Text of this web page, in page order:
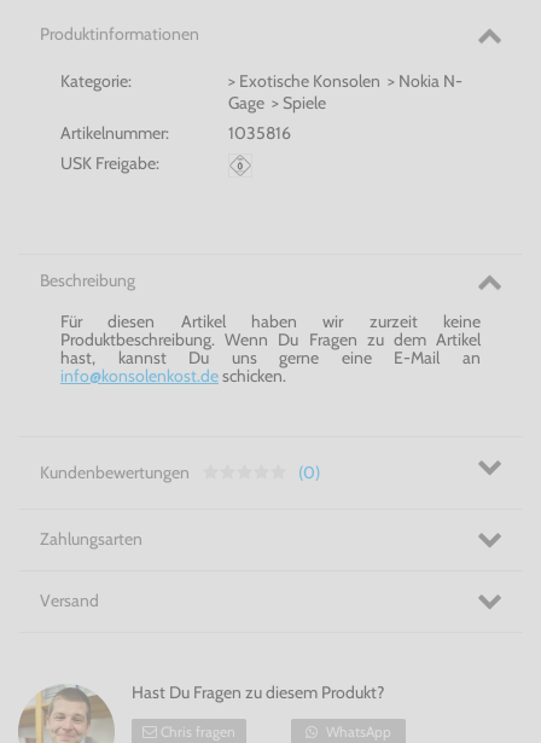
Produktinformationen
Kategorie:
> Exotische Konsolen > Nokia N-
Gage > Spiele
Artikelnummer:
1035816
USK Freigabe:
Beschreibung
Für diesen Artikel haben wir zurzeit keine
Produktbeschreibung. Wenn Du Fragen zu dem Artikel
hast, kannst Du uns gerne eine E-Mail an
info@konsolenkost.deschicken.
Kundenbewertungen (0)
Zahlungsarten
Versand
Hast Du Fragen zu diesem Produkt?
Chris fragen WhatsApp